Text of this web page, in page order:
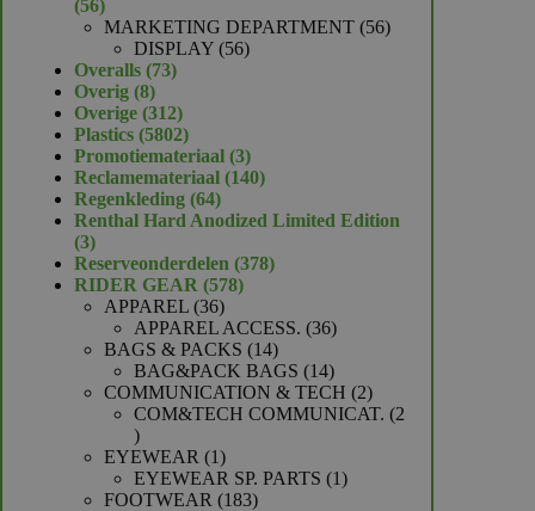
5656
producten
MARKETING DEPARTMENT 5656
DISPLAY 5656
Overalls 7373
Overig 88
producten
Overige 312312
producten
Plastics 58025802
producten
Promotiemateriaal 33
producten
Reclamemateriaal 140140
Regenkleding 6464
producten
Renthal Hard Anodized Limited Edition
33
producten
Reserveonderdelen 378378
RIDER GEAR 578578
APPAREL 3636
producten
APPAREL ACCESS. 3636
BAGS & PACKS 1414
producten
BAG&PACK BAGS 1414
producten
COMMUNICATION & TECH 22
producten
COM&TECH COMMUNICAT.
2
2
producten
EYEWEAR 11
product
EYEWEAR SP. PARTS 11
FOOTWEAR 183183